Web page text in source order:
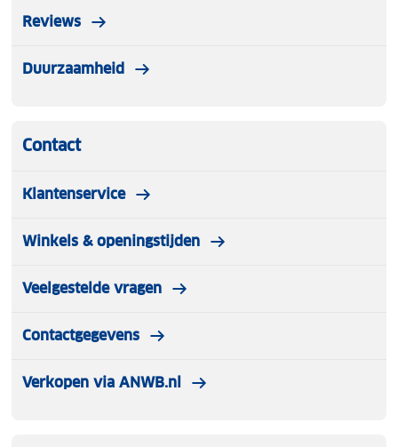
Reviews
Duurzaamheid
Contact
Klantenservice
Winkels & openingstijden
Veelgestelde vragen
Contactgegevens
Verkopen via ANWB.nl